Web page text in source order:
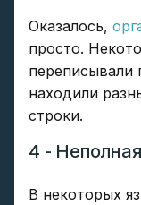
Оказалось,
просто.
находили
строки.
4 -
В некоторых